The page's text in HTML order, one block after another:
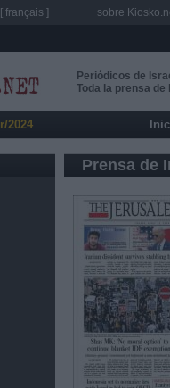
Periódicos de
Toda la prensa de
2024
Prensa de
[ français ] sobre